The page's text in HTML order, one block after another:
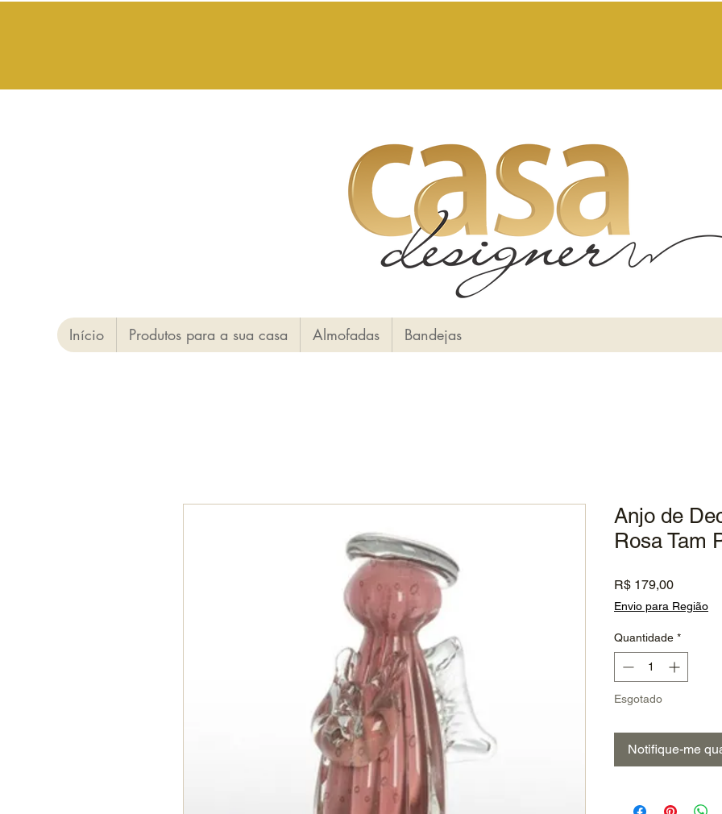
Início Produtos para a sua casa Almofadas Bandejas
Anjo de
Rosa Tam
R$ 179,00Preço
Envio para Região
Quantidade *
Esgotado
Notifique-me